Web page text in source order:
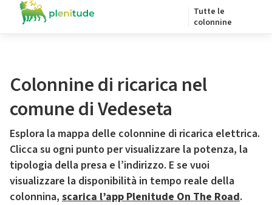
Tutte le
colonnine
Colonnine di ricarica nel
comune di Vedeseta
Esplora la mappa delle colonnine di ricarica elettrica.
Clicca su ogni punto per visualizzare la potenza, la
tipologia della presa e l’indirizzo. E se vuoi
visualizzare la disponibilità in tempo reale della
colonnina, scarica l’app Plenitude On The Road.